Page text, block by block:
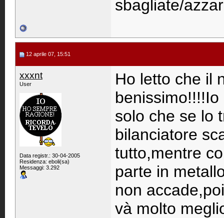
sbagliate/
12 aprile 07, 15:51
xxxnt
User
Data registr.: 30-04-2005
Residenza: eboli(sa)
Messaggi: 3.292
Ho letto che il
solo che se lo
bilanciatore
tutto,mentre
parte in
non
và molto